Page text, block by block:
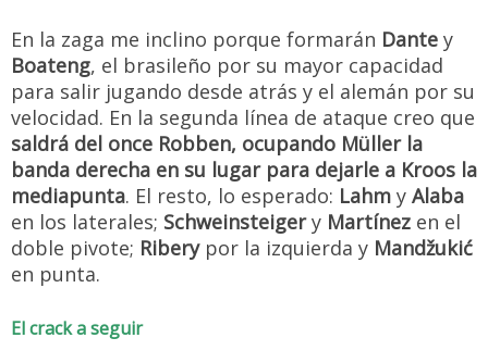
En la zaga me inclino porque formarán Dante y
Boateng, el brasileño por su mayor capacidad
para salir jugando desde atrás y el alemán por su
velocidad. En la segunda línea de ataque creo que
saldrá del once Robben, ocupando Müller la
banda derecha en su lugar para dejarle a Kroos la
mediapunta. El resto, lo esperado: Lahm y Alaba
en los laterales; Schweinsteigery Martínez en el
doble pivote; Riberypor la izquierda y Mandžukić
en punta.
El crack a seguir